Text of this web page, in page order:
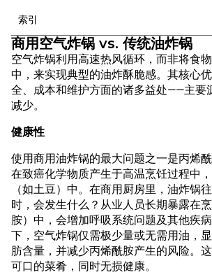
索引
商用空气炸锅 vs. 传统油炸锅
空气炸锅利用高速热风循环，而非将食
中，来实现典型的油炸酥脆感。其核心
全、成本和维护方面的诸多益处——主要
减少。
健康性
使用商用油炸锅的最大问题之一是丙烯
在致癌化学物质产生于高温烹饪过程中
（如土豆）中。在商用厨房里，油炸锅
时，会发生什么？从业人员长期暴露在
胺）中，会增加呼吸系统问题及其他疾
下，空气炸锅仅需极少量或无需用油，
肪含量，并减少丙烯酰胺产生的风险。
可口的菜肴，同时无损健康。